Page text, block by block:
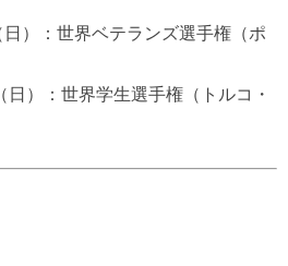
）：世界ベテランズ選手権（ポ
）：世界学生選手権（トルコ・